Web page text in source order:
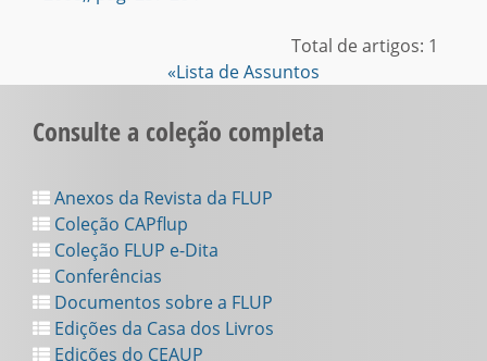
Total de artigos: 1
«Lista de Assuntos
Consulte a coleção completa
Anexos da Revista da FLUP
Coleção CAPflup
Coleção FLUP e-Dita
Conferências
Documentos sobre a FLUP
Edições da Casa dos Livros
Edições do CEAUP